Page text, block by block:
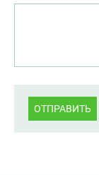
ОТПРАВИТЬ